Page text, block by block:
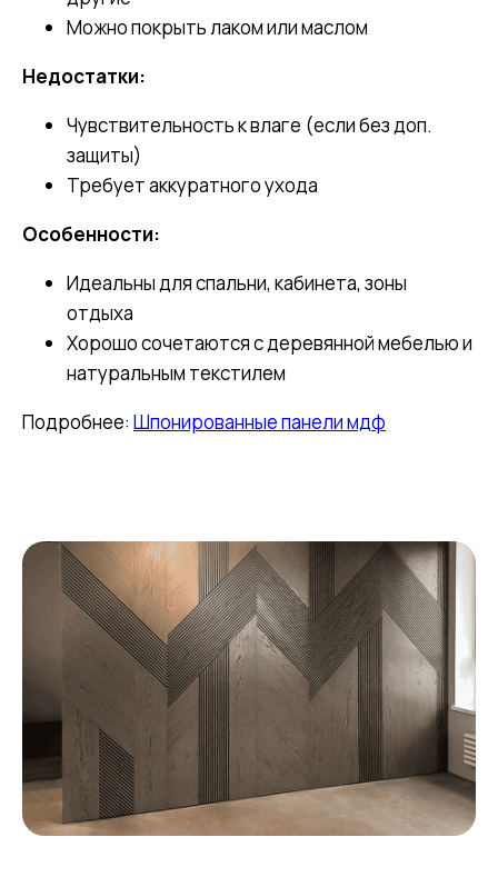
Можно покрыть лаком или маслом
Недостатки:
Чувствительность к влаге (если без доп.
защиты)
Требует аккуратного ухода
Особенности:
Идеальны для спальни, кабинета, зоны
отдыха
Хорошо сочетаются с деревянной мебелью и
натуральным текстилем
Подробнее: Шпонированные панели мдф